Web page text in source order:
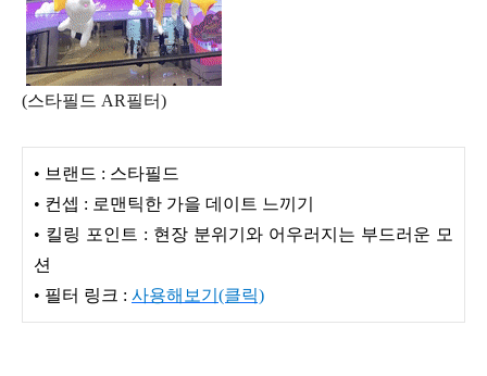
(스타필드 AR필터)
• 브랜드 : 스타필드
• 컨셉 : 로맨틱한 가을 데이트 느끼기
• 킬링 포인트 : 현장 분위기와 어우러지는 부드러운 모
션
• 필터 링크 : 사용해보기(클릭)